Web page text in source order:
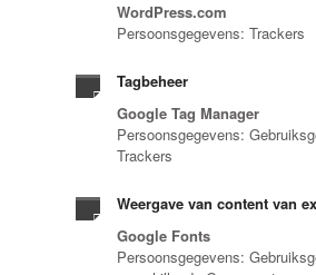
WordPress.com
Persoonsgegevens: Trackers
Tagbeheer
Google Tag Manager
Persoonsgegevens:
Trackers
Weergave van content van
Google Fonts
Persoonsgegevens: